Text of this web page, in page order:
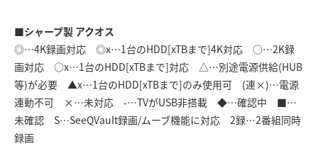
■シャープ製 アクオス
◎…4K録画対応 ◎x…1台のHDD[xTBまで]4K対応 ○…2K録
画対応 ○x…1台のHDD[xTBまで]対応 △…別途電源供給(HUB
等)が必要 ▲x…1台のHDD[xTBまで]のみ使用可 (連×)…電源
連動不可 ×…未対応 -…TVがUSB非搭載 ◆…確認中 ■…
未確認 S…SeeQVault録画/ムーブ機能に対応 2録…2番組同時
録画